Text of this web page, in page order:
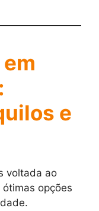
e
voltada ao
ótimas opções